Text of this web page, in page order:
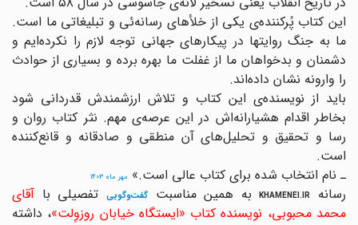
این کتاب پُرکننده‌ی یکی از خلأهای رسانه‌ئی و تبلیغاتی ما است.
ما به جنگ روایتها در پیکارهای جهانی توجه لازم را نکرده‌ایم و
دشمنان و بدخواهان ما از غفلت ما بهره برده و بسیاری از حوادث
را وارونه نشان داده‌اند.
باید از نویسنده‌ی این کتاب و تلاش ارزشمندش قدردانی شود
بخاطر اقدام هشیارانه‌اش در این عرصه‌ی مهم. نثر کتاب روان و
رسا و تحقیق و تحلیل‌های آن منطقی و صادقانه و قانع‌کننده
است.
ـ نام انتخاب شده برای کتاب عالی است.» مهر ماه ۱۴۰۳
رسانهKHAMENEI.IRبه همین مناسبتگفت‌وگوییتفصیلی باآقای
محمد محبوبی، نویسنده کتاب «ایستگاه خیابان روزوِلت»، داشته